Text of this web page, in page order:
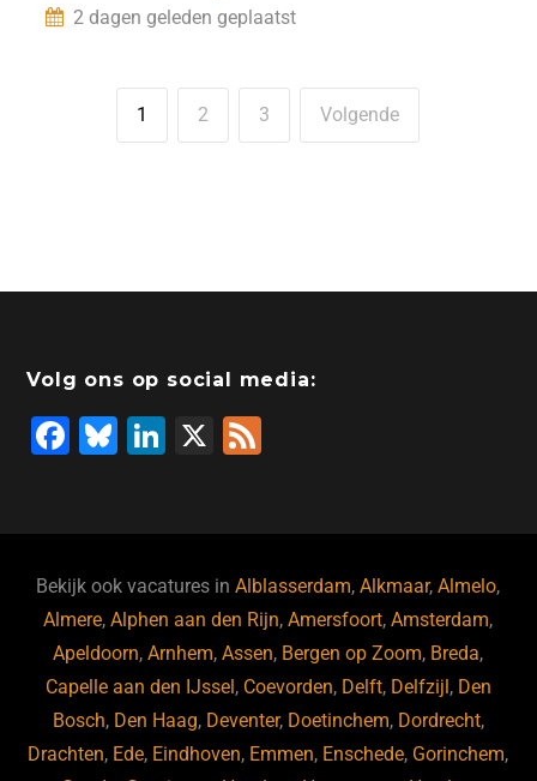
2 dagen geleden geplaatst
1 2 3 Volgende
Volg ons op social media:
F
b
o
o
k
Bl
ky
Li
dI
n
X
Bekijk ook vacatures inAlblasserdam,Alkmaar,Almelo,
Almere,Alphen aan den Rijn,Amersfoort,Amsterdam,
Apeldoorn,Arnhem,Assen, Bergen op Zoom, Breda,
Capelle aan den IJssel, Coevorden, Delft, Delfzijl, Den
Bosch, Den Haag, Deventer, Doetinchem, Dordrecht,
Drachten, Ede, Eindhoven, Emmen, Enschede, Gorinchem,